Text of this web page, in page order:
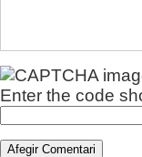
Enter the code